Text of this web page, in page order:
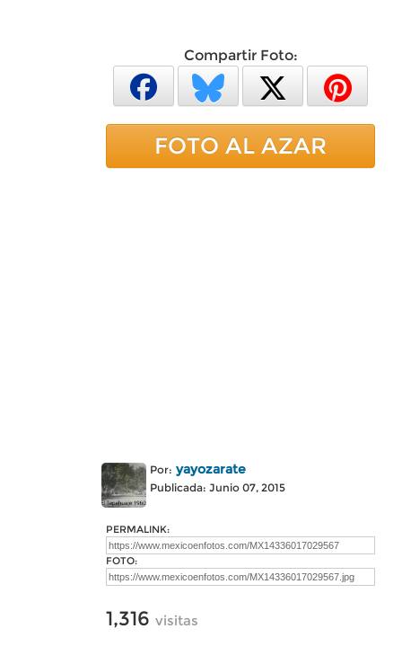
Compartir Foto:
FOTO AL AZAR
Por: yayozarate
Publicada: Junio 07, 2015
PERMALINK:
FOTO:
1,316 visitas